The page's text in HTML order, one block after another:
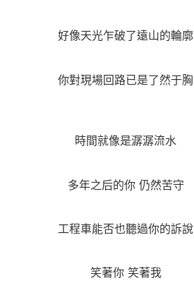
好像天光乍破了遠山的輪廓
你對現場回路已是了然于胸
時間就像是潺潺流水
多年之后的你 仍然苦守
工程車能否也聽過你的訴說
笑著你 笑著我